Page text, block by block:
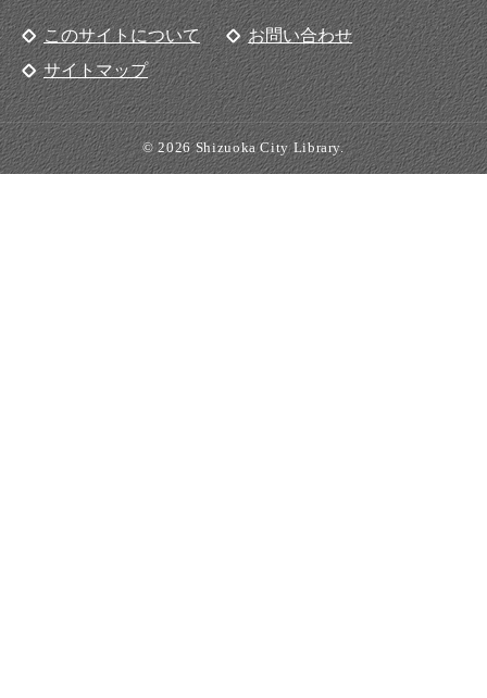
このサイトについて
お問い合わせ
サイトマップ
© 2026 Shizuoka City Library.